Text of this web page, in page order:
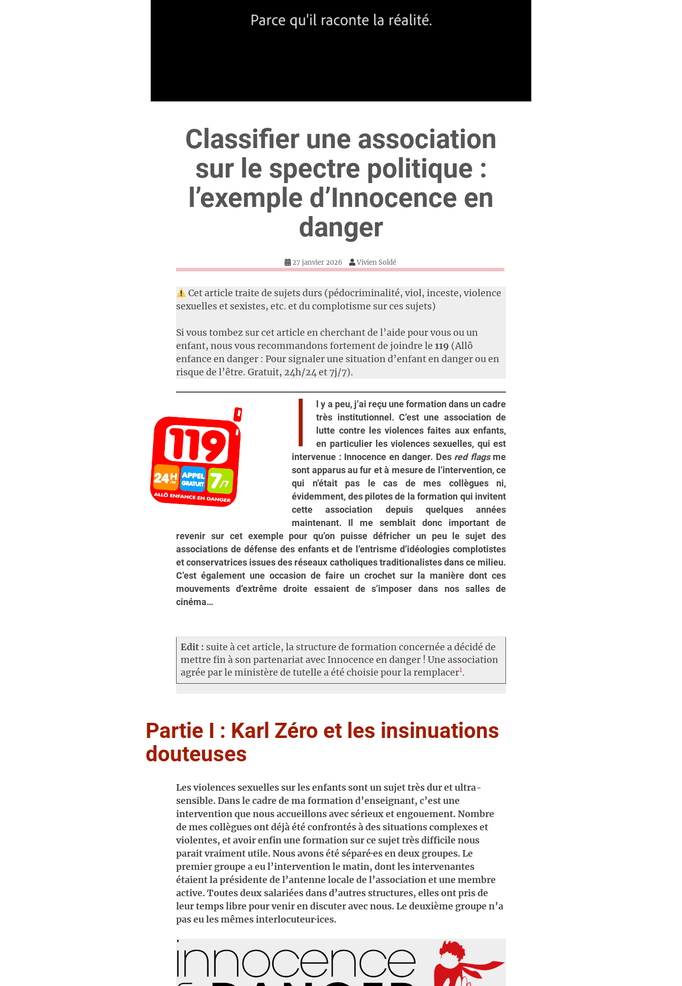
Classifier une association
sur le spectre politique :
l’exemple d’Innocence en
danger
27 janvier 2026 Vivien Soldé
Cet article traite de sujets durs (pédocriminalité, viol, inceste, violence
sexuelles et sexistes, etc. et du complotisme sur ces sujets)
Si vous tombez sur cet article en cherchant de l’aide pour vous ou un
enfant, nous vous recommandons fortement de joindre le 119 (Allô
enfance en danger : Pour signaler une situation d’enfant en danger ou en
risque de l’être. Gratuit, 24h/24 et 7j/7).
I
l y a peu, j’ai reçu une formation dans un cadre
très institutionnel. C’est une association de
lutte contre les violences faites aux enfants,
en particulier les violences sexuelles, qui est
intervenue : Innocence en danger. Desred flags me
sont apparus au fur et à mesure de l’intervention, ce
qui n’était pas le cas de mes collègues ni,
évidemment, des pilotes de la formation qui invitent
cette association depuis quelques années
maintenant. Il me semblait donc important de
revenir sur cet exemple pour qu’on puisse défricher un peu le sujet des
associations de défense des enfants et de l’entrisme d’idéologies complotistes
et conservatrices issues des réseaux catholiques traditionalistes dans ce milieu.
C’est également une occasion de faire un crochet sur la manière dont ces
mouvements d’extrême droite essaient de s’imposer dans nos salles de
cinéma…
Edit : suite à cet article, la structure de formation concernée a décidé de
mettre fin à son partenariat avec Innocence en danger ! Une association
agrée par le ministère de tutelle a été choisie pour la remplacer1.
Partie I : Karl Zéro et les insinuations
douteuses
Les violences sexuelles sur les enfants sont un sujet très dur et ultra-
sensible. Dans le cadre de ma formation d’enseignant, c’est une
intervention que nous accueillons avec sérieux et engouement. Nombre
de mes collègues ont déjà été confrontés à des situations complexes et
violentes, et avoir enfin une formation sur ce sujet très difficile nous
parait vraiment utile. Nous avons été séparé·es en deux groupes. Le
premier groupe a eu l’intervention le matin, dont les intervenantes
étaient la présidente de l’antenne locale de l’association et une membre
active. Toutes deux salariées dans d’autres structures, elles ont pris de
leur temps libre pour venir en discuter avec nous. Le deuxième groupe n’a
pas eu les mêmes interlocuteur·ices.